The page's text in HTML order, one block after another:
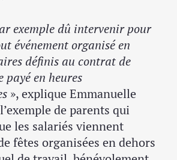
exemple dû intervenir pour
événement organisé en
définis au contrat de
en heures
», explique Emmanuelle
de parents qui
les salariés viennent
fêtes organisées en dehors